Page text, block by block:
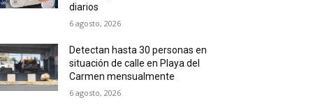
diarios
6 agosto, 2026
Detectan hasta 30 personas en
situación de calle en Playa del
Carmen mensualmente
6 agosto, 2026